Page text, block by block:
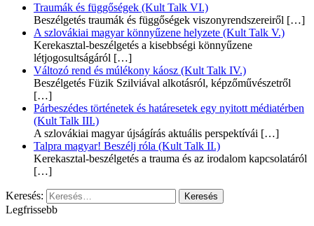
Traumák és függőségek (Kult Talk VI.)
Beszélgetés traumák és függőségek viszonyrendszereiről […]
A szlovákiai magyar könnyűzene helyzete (Kult Talk V.)
Kerekasztal-beszélgetés a kisebbségi könnyűzene
létjogosultságáról […]
Változó rend és múlékony káosz (Kult Talk IV.)
Beszélgetés Füzik Szilviával alkotásról, képzőművészetről
[…]
Párbeszédes történetek és határesetek egy nyitott médiatérben
(Kult Talk III.)
A szlovákiai magyar újságírás aktuális perspektívái […]
Talpra magyar! Beszélj róla (Kult Talk II.)
Kerekasztal-beszélgetés a trauma és az irodalom kapcsolatáról
[…]
Keresés:
Legfrissebb